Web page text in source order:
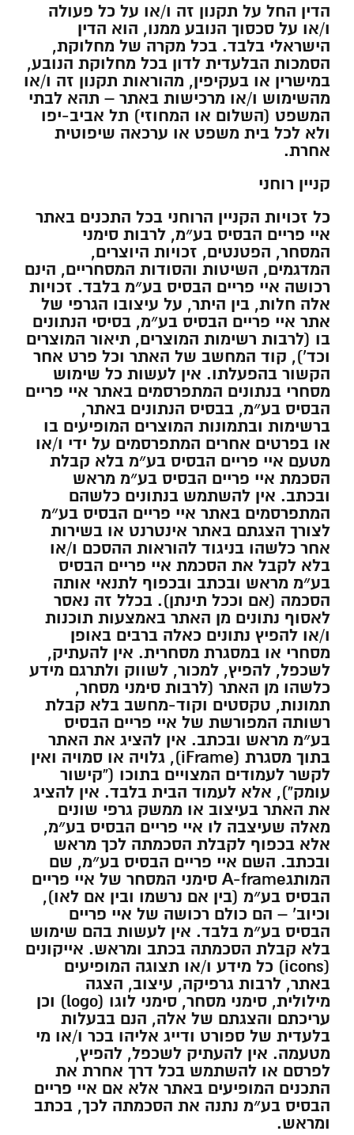
הדין החל על תקנון זה ו/או על כל פעולה
ו/או על סכסוך הנובע ממנו, הוא הדין
הישראלי בלבד. בכל מקרה של מחלוקת,
הסמכות הבלעדית לדון בכל מחלוקת הנובע,
במישרין או בעקיפין, מהוראות תקנון זה ו/או
מהשימוש ו/או מרכישות באתר – תהא לבתי
המשפט (השלום או המחוזי) תל אביב-יפו
ולא לכל בית משפט או ערכאה שיפוטית
אחרת.
קניין רוחני
כל זכויות הקניין הרוחני בכל התכנים באתר
איי פריים הבסיס בע״מ, לרבות סימני
המסחר, הפטנטים, זכויות היוצרים,
המדגמים, השיטות והסודות המסחריים, הינם
רכושה איי פריים הבסיס בע״מ בלבד. זכויות
אלה חלות, בין היתר, על עיצובו הגרפי של
אתר איי פריים הבסיס בע״מ, בסיסי הנתונים
בו (לרבות רשימות המוצרים, תיאור המוצרים
וכד’), קוד המחשב של האתר וכל פרט אחר
הקשור בהפעלתו. אין לעשות כל שימוש
מסחרי בנתונים המתפרסמים באתר איי פריים
הבסיס בע״מ, בבסיס הנתונים באתר,
ברשימות ובתמונות המוצרים המופיעים בו
או בפרטים אחרים המתפרסמים על ידי ו/או
מטעם איי פריים הבסיס בע״מ בלא קבלת
הסכמת איי פריים הבסיס בע״מ מראש
ובכתב. אין להשתמש בנתונים כלשהם
המתפרסמים באתר איי פריים הבסיס בע״מ
לצורך הצגתם באתר אינטרנט או בשירות
אחר כלשהו בניגוד להוראות ההסכם ו/או
בלא לקבל את הסכמת איי פריים הבסיס
בע״מ מראש ובכתב ובכפוף לתנאי אותה
הסכמה (אם וככל תינתן). בכלל זה נאסר
לאסוף נתונים מן האתר באמצעות תוכנות
ו/או להפיץ נתונים כאלה ברבים באופן
מסחרי או במסגרת מסחרית. אין להעתיק,
לשכפל, להפיץ, למכור, לשווק ולתרגם מידע
כלשהו מן האתר (לרבות סימני מסחר,
תמונות, טקסטים וקוד-מחשב בלא קבלת
רשותה המפורשת של איי פריים הבסיס
בע״מ מראש ובכתב. אין להציג את האתר
בתוך מסגרת (iFrame), גלויה או סמויה ואין
לקשר לעמודים המצויים בתוכו (“קישור
עומק”), אלא לעמוד הבית בלבד. אין להציג
את האתר בעיצוב או ממשק גרפי שונים
מאלה שעיצבה לו איי פריים הבסיס בע״מ,
אלא בכפוף לקבלת הסכמתה לכך מראש
ובכתב. השם איי פריים הבסיס בע״מ, שם
המותגA-frame סימני המסחר של איי פריים
הבסיס בע״מ (בין אם נרשמו ובין אם לאו),
וכיוב’ – הם כולם רכושה של איי פריים
הבסיס בע״מ בלבד. אין לעשות בהם שימוש
בלא קבלת הסכמתה בכתב ומראש. אייקונים
(icons) כל מידע ו/או תצוגה המופיעים
באתר, לרבות גרפיקה, עיצוב, הצגה
מילולית, סימני מסחר, סימני לוגו (logo) וכן
עריכתם והצגתם של אלה, הנם בבעלות
בלעדית של ספורט ודייג אליהו בכר ו/או מי
מטעמה. אין להעתיק לשכפל, להפיץ,
לפרסם או להשתמש בכל דרך אחרת את
התכנים המופיעים באתר אלא אם איי פריים
הבסיס בע״מ נתנה את הסכמתה לכך, בכתב
ומראש.